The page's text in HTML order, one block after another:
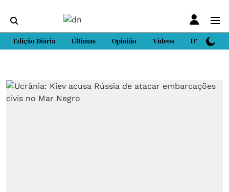
Edição Diária Últimas Opinião Vídeos DN Sport